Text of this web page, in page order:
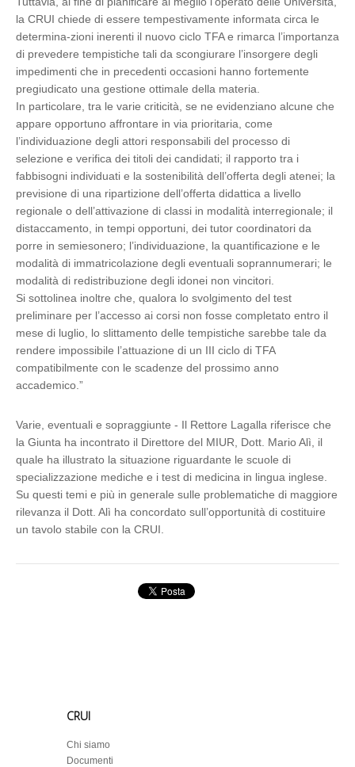
la CRUI chiede di essere tempestivamente informata circa le
determina-zioni inerenti il nuovo ciclo TFA e rimarca l’importanza
di prevedere tempistiche tali da scongiurare l’insorgere degli
impedimenti che in precedenti occasioni hanno fortemente
pregiudicato una gestione ottimale della materia.
In particolare, tra le varie criticità, se ne evidenziano alcune che
appare opportuno affrontare in via prioritaria, come
l’individuazione degli attori responsabili del processo di
selezione e verifica dei titoli dei candidati; il rapporto tra i
fabbisogni individuati e la sostenibilità dell’offerta degli atenei; la
previsione di una ripartizione dell’offerta didattica a livello
regionale o dell’attivazione di classi in modalità interregionale; il
distaccamento, in tempi opportuni, dei tutor coordinatori da
porre in semiesonero; l’individuazione, la quantificazione e le
modalità di immatricolazione degli eventuali soprannumerari; le
modalità di redistribuzione degli idonei non vincitori.
Si sottolinea inoltre che, qualora lo svolgimento del test
preliminare per l’accesso ai corsi non fosse completato entro il
mese di luglio, lo slittamento delle tempistiche sarebbe tale da
rendere impossibile l’attuazione di un III ciclo di TFA
compatibilmente con le scadenze del prossimo anno
accademico.”
Varie, eventuali e sopraggiunte - Il Rettore Lagalla riferisce che
la Giunta ha incontrato il Direttore del MIUR, Dott. Mario Alì, il
quale ha illustrato la situazione riguardante le scuole di
specializzazione mediche e i test di medicina in lingua inglese.
Su questi temi e più in generale sulle problematiche di maggiore
rilevanza il Dott. Alì ha concordato sull’opportunità di costituire
un tavolo stabile con la CRUI.
CRUI
Chi siamo
Documenti